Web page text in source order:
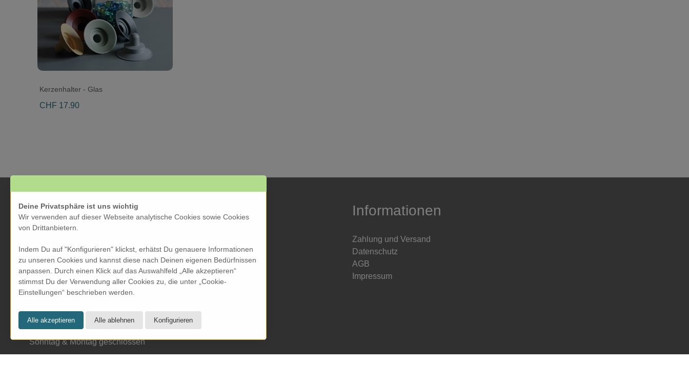
Kerzenhalter - Glas
CHF 17.90
KRESOM & mehr
5000 Aarau
Tel: 062 822 19 19
info@kresom.ch
Öffnungszeiten Laden:
Dienstag bis Freitag: 09.30 bis 18.00 Uhr
Samstag: 09.30 bis 17.00 Uhr
Sonntag & Montag geschlossen
Informationen
Zahlung und Versand
Datenschutz
AGB
Impressum
Deine Privatsphäre ist uns wichtig
Wir verwenden auf dieser Webseite analytische Cookies sowie Cookies
von Drittanbietern.
Indem Du auf "Konfigurieren" klickst, erhätst Du genauere Informationen
zu unseren Cookies und kannst diese nach Deinen eigenen Bedürfnissen
anpassen. Durch einen Klick auf das Auswahlfeld „Alle akzeptieren“
stimmst Du der Verwendung aller Cookies zu, die unter „Cookie-
Einstellungen“ beschrieben werden.